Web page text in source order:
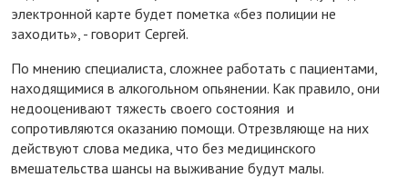
электронной карте будет пометка «без полиции не
заходить», - говорит Сергей.
По мнению специалиста, сложнее работать с пациентами,
находящимися в алкогольном опьянении. Как правило, они
недооценивают тяжесть своего состояния и
сопротивляются оказанию помощи. Отрезвляюще на них
действуют слова медика, что без медицинского
вмешательства шансы на выживание будут малы.